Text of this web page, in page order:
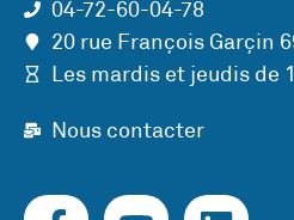
04-72-60-04-78
20 rue François Garçin
Les mardis et jeudis de
Nous contacter